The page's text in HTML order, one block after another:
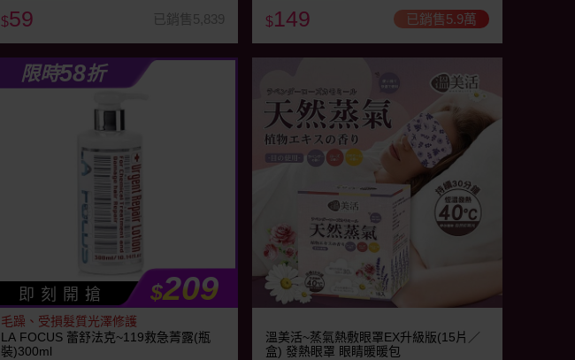
$59 已銷售5,839 $149 已銷售5.9萬
限時58折
即 刻 開 搶 $209
毛躁、受損髮質光澤修護
LA FOCUS 蕾舒法克~119救急菁露(瓶
裝)300ml
溫美活~蒸氣熱敷眼罩EX升級版(15片／
盒) 發熱眼罩 眼睛暖暖包